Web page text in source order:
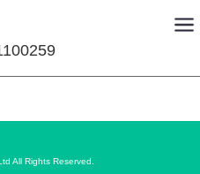
All Rights Reserved.